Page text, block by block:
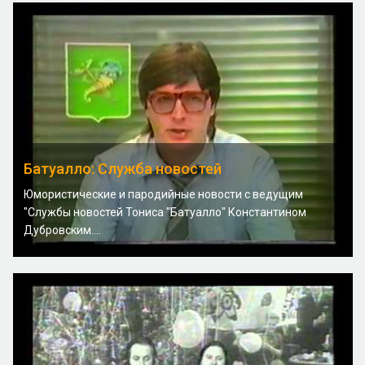
Батуалло: Служба новостей
Юмористические и пародийные новости с ведущим
"Службы новостей Тониса "Батуалло" Константином
Дубровским....